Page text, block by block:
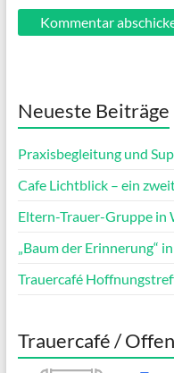
Neueste Beiträge
Praxisbegleitung und
Cafe Lichtblick – ein
Eltern-Trauer-Gruppe in
„Baum der Erinnerung“
Trauercafé
Trauercafé /